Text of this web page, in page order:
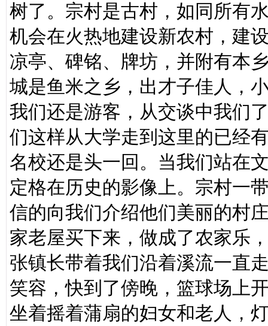
树了。宗村是古村，如同所有
机会在火热地建设新农村，建
凉亭、碑铭、牌坊，并附有本
城是鱼米之乡，出才子佳人，
我们还是游客，从交谈中我们
们这样从大学走到这里的已经
名校还是头一回。当我们站在
定格在历史的影像上。宗村一
信的向我们介绍他们美丽的村
家老屋买下来，做成了农家乐
张镇长带着我们沿着溪流一直
笑容，快到了傍晚，篮球场上
坐着摇着蒲扇的妇女和老人，